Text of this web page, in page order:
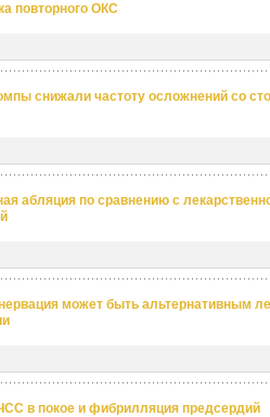
повторного ОКС
снижали частоту осложнений со
абляция по сравнению с
может быть альтернативным
в покое и фибрилляция предсердий